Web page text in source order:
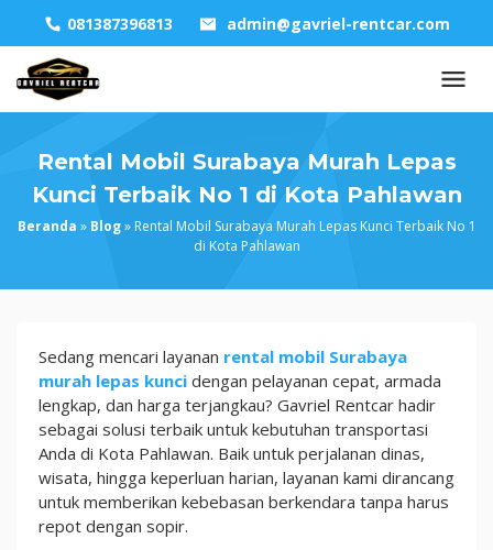
content
081387396813 admin@gavriel-rentcar.com
Rental Mobil Surabaya Murah Lepas
Kunci Terbaik No 1 di Kota Pahlawan
Beranda » Blog» Rental Mobil Surabaya Murah Lepas Kunci Terbaik No 1
di Kota Pahlawan
Rental
Mobil
Surabaya
Murah
Lepas
Kunci
Terbaik
No
Sedang mencari layanan rental mobil Surabaya
murah lepas kunci dengan pelayanan cepat, armada
lengkap, dan harga terjangkau? Gavriel Rentcar hadir
sebagai solusi terbaik untuk kebutuhan transportasi
Anda di Kota Pahlawan. Baik untuk perjalanan dinas,
wisata, hingga keperluan harian, layanan kami dirancang
untuk memberikan kebebasan berkendara tanpa harus
repot dengan sopir.